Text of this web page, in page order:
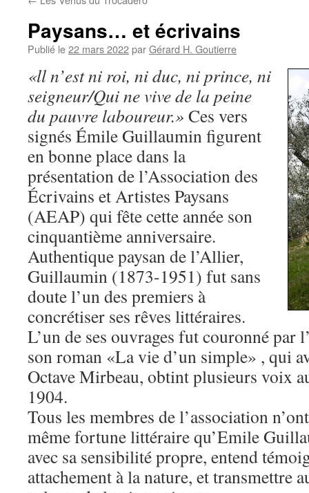
Paysans… et écrivains
Publié le22 mars 2022parGérard H. Goutierre
«ll n’est ni roi, ni duc, ni prince, ni
seigneur/Qui ne vive de la peine
du pauvre laboureur.» Ces vers
signés Émile Guillaumin figurent
en bonne place dans la
présentation de l’Association des
Écrivains et Artistes Paysans
(AEAP) qui fête cette année son
cinquantième anniversaire.
Authentique paysan de l’Allier,
Guillaumin (1873-1951) fut sans
doute l’un des premiers à
concrétiser ses rêves littéraires.
L’un de ses ouvrages fut couronné par
son roman «La vie d’un simple» , qui
Octave Mirbeau, obtint plusieurs voix
1904.
Tous les membres de l’association
même fortune littéraire qu’Emile
avec sa sensibilité propre, entend
attachement à la nature, et transmettre